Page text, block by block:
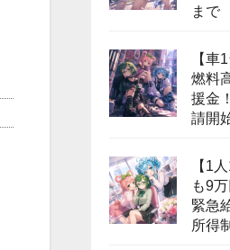
まで
【車
燃料
援金
請開
【1
も9
緊急
所得